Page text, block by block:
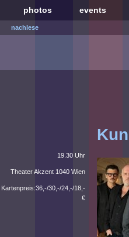
photos events
nachlese
19.30 Uhr
Theater Akzent 1040 Wien
Kartenpreis:36,-/30,-/24,-/18,-
€